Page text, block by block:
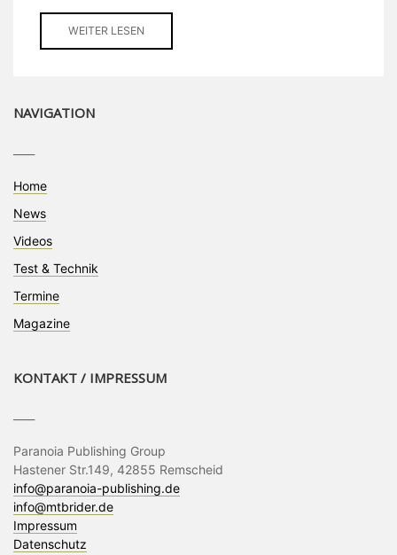
WEITER LESEN
NAVIGATION
Home
News
Videos
Test & Technik
Termine
Magazine
KONTAKT / IMPRESSUM
Paranoia Publishing Group
Hastener Str.149, 42855 Remscheid
info@paranoia-publishing.de
info@mtbrider.de
Impressum
Datenschutz